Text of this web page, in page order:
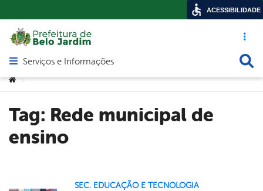
Acesso
Abrir menu principal de navegação
Serviços e Informações
Você está aqui:
>
Tag: Rede municipal de
ensino
SEC. EDUCAÇÃO E TECNOLOGIA
ACESSIBILIDADE